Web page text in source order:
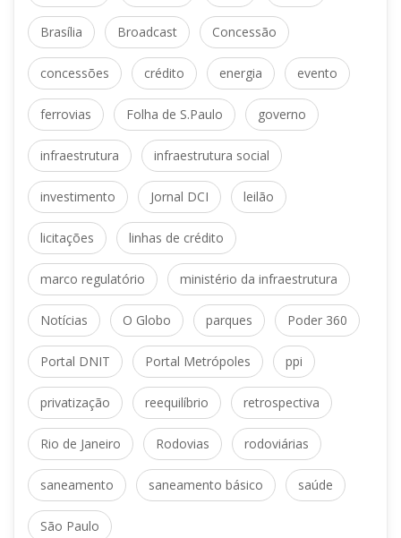
Brasília Broadcast Concessão
concessõe crédito energia evento
ferrovia Folha de S.Paulo governo
infraestrutura infraestrutura social
investimento Jornal DCI leilão
licitaçõe linhas de crédito
marco regulatório ministério da infraestrutura
Notícia O Globo parque Poder 360
Portal DNIT Portal Metrópole ppi
privatização reequilíbrio retrospectiva
Rio de Janeiro Rodovia rodoviária
aneamento aneamento básico aúde
São Paulo